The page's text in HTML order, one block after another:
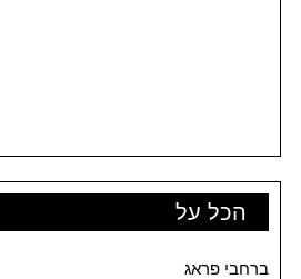
הכל על
ברחבי פראג